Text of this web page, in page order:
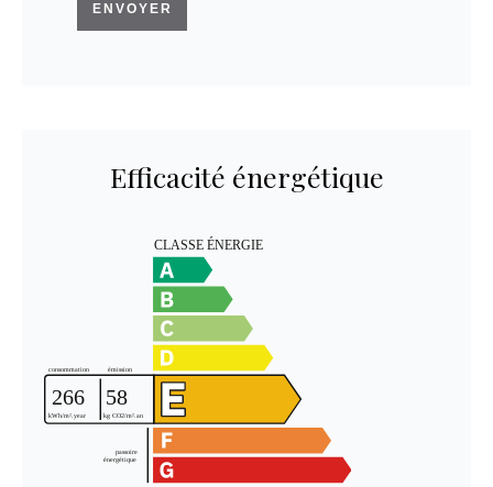
ENVOYER
Efficacité énergétique